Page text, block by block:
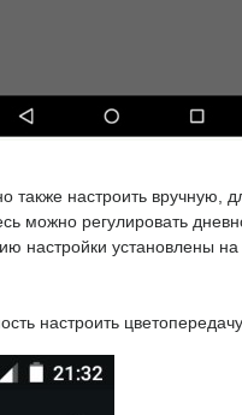
настроить вручную,
можно регулировать
настройки установлены
настроить